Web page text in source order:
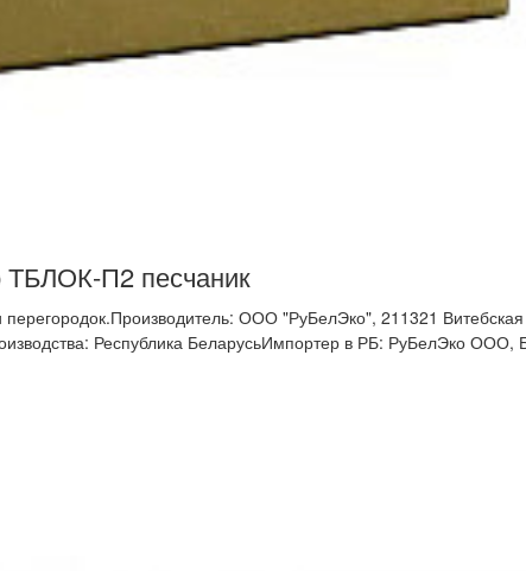
ТБЛОК-П2 песчаник
перегородок.Производитель: ООО "РуБелЭко", 211321
Республика БеларусьИмпортер в РБ: РуБелЭко ООО,